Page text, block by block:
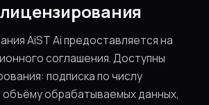
AiST Ai предоставляется на
соглашения. Доступны
подписка по числу
объёму обрабатываемых данных,